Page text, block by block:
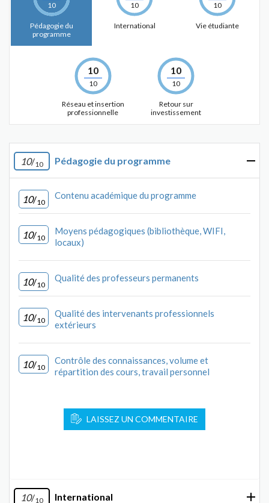
10
Pédagogie du
programme
10
International
10
Vie étudiante
10
10
Réseau et insertion
professionnelle
10
10
Retour sur
investissement
10/10 Pédagogie du programme
10/10
Contenu académique du programme
10/10
Moyens pédagogiques (bibliothèque, WIFI,
locaux)
10/10
Qualité des professeurs permanents
10/10
Qualité des intervenants professionnels
extérieurs
10/10
Contrôle des connaissances, volume et
répartition des cours, travail personnel
LAISSEZ UN COMMENTAIRE
10/10 International